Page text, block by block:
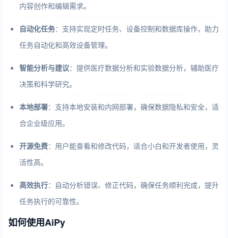
内容创作和编辑需求。
自动化任务：支持实现定时任务、设备控制和数据库操作，助力
任务自动化和高效设备管理。
智能分析与建议：提供医疗数据分析和实验数据分析，辅助医疗
决策和科学研究。
本地部署：支持本地安装和内网部署，确保数据隐私和安全，适
合企业级应用。
开源免费：用户能查看和修改代码，适合小白和开发者使用，灵
活性高。
高效执行：自动分析错误、修正代码，确保任务顺利完成，提升
任务执行的可靠性。
如何使用AiPy